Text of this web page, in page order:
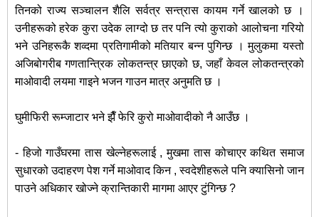
तिनको राज्य सञ्चालन शैलि सर्वत्र सन्त्रास कायम गर्ने खालको छ ।
उनीहरूको हरेक कुरा उदेक लाग्दो छ तर पनि त्यो कुराको आलोचना गरियो
भने उनिहरूकै शव्दमा प्रतिगामीको मतियार बन्न पुगिन्छ । मुलुकमा यस्तो
अजिबोगरीब गणतान्त्रिक लोकतन्त्र छाएको छ, जहाँ केवल लोकतन्त्रको
माओवादी लयमा गाइने भजन गाउन मात्र अनुमति छ ।
घुमीफिरी रूम्जाटार भने झैँ फेरि कुरो माओवादीको नै आउँछ ।
- हिजो गाउँघरमा तास खेल्नेहरूलाई , मुखमा तास कोचाएर कथित समाज
सुधारको उदाहरण पेश गर्ने माओवाद किन , स्वदेशीहरूले पनि क्यासिनो जान
पाउने अधिकार खोज्ने क्रान्तिकारी मागमा आएर टुंगिन्छ ?